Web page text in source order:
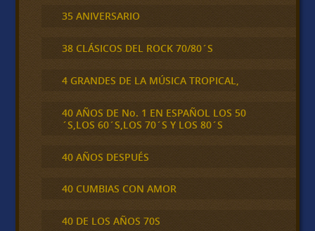
35 ANIVERSARIO
38 CLÁSICOS DEL ROCK 70/80´S
4 GRANDES DE LA MÚSICA TROPICAL,
40 AÑOS DE No. 1 EN ESPAÑOL LOS 50
´S,LOS 60´S,LOS 70´S Y LOS 80´S
40 AÑOS DESPUÉS
40 CUMBIAS CON AMOR
40 DE LOS AÑOS 70S